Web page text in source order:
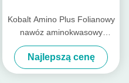
Kobalt Amino Plus Folianowy
nawóz aminokwasowy
chelatowy do natryskiwania
dolistnego
Najlepszą cenę